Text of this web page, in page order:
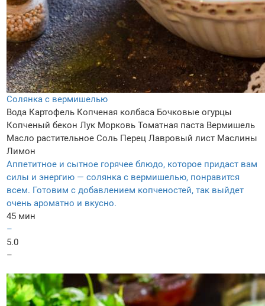
Солянка с вермишелью
Вода Картофель Копченая колбаса Бочковые огурцы
Копченый бекон Лук Морковь Томатная паста Вермишель
Масло растительное Соль Перец Лавровый лист Маслины
Лимон
Аппетитное и сытное горячее блюдо, которое придаст вам
силы и энергию — солянка с вермишелью, понравится
всем. Готовим с добавлением копченостей, так выйдет
очень ароматно и вкусно.
45 мин
–
5.0
–